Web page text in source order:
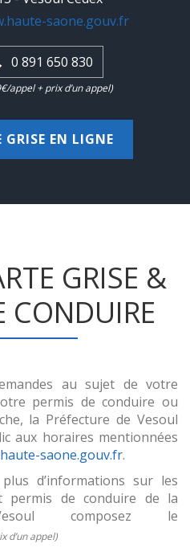
saone.gouv.fr
0 891 650 830
appel + prix d’un appel)
GRISE EN LIGNE
GRISE &
CONDUIRE
au sujet de votre
permis de conduire ou
la Préfecture de Vesoul
aux horaires mentionnées
saone.gouv.fr.
d’informations sur les
permis de conduire de la
composez le
d’un appel)